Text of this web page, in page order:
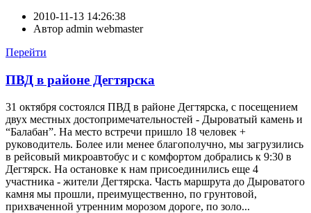
2010-11-13 14:26:38
Автор admin webmaster
Перейти
ПВД в районе Дегтярска
31 октября состоялся ПВД в районе Дегтярска, с посещением
двух местных достопримечательностей - Дыроватый камень и
“Балабан”. На место встречи пришло 18 человек +
руководитель. Более или менее благополучно, мы загрузились
в рейсовый микроавтобус и с комфортом добрались к 9:30 в
Дегтярск. На остановке к нам присоединились еще 4
участника - жители Дегтярска. Часть маршрута до Дыроватого
камня мы прошли, преимущественно, по грунтовой,
прихваченной утренним морозом дороге, по золо...